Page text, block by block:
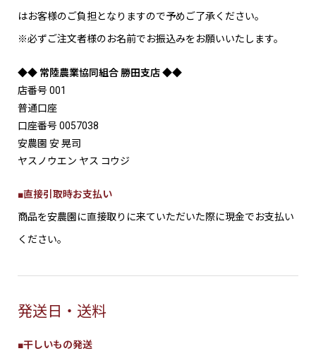
はお客様のご負担となりますので予めご了承ください。
※必ずご注文者様のお名前でお振込みをお願いいたします。
◆◆ 常陸農業協同組合 勝田支店 ◆◆
店番号 001
普通口座
口座番号 0057038
安農園 安 晃司
ヤスノウエン ヤス コウジ
■直接引取時お支払い
商品を安農園に直接取りに来ていただいた際に現金でお支払い
ください。
発送日・送料
■干しいもの発送